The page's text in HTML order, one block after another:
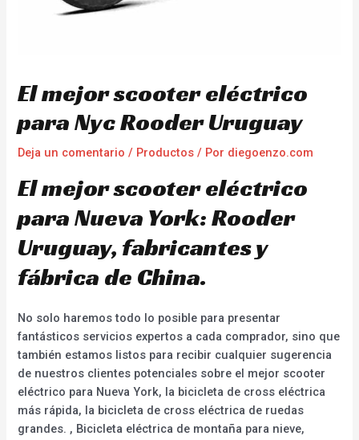
El mejor scooter eléctrico
para Nyc Rooder Uruguay
Deja un comentario / Productos / Por diegoenzo.com
El mejor scooter eléctrico
para Nueva York: Rooder
Uruguay, fabricantes y
fábrica de China.
No solo haremos todo lo posible para presentar
fantásticos servicios expertos a cada comprador, sino que
también estamos listos para recibir cualquier sugerencia
de nuestros clientes potenciales sobre el mejor scooter
eléctrico para Nueva York, la bicicleta de cross eléctrica
más rápida, la bicicleta de cross eléctrica de ruedas
grandes. , Bicicleta eléctrica de montaña para nieve,